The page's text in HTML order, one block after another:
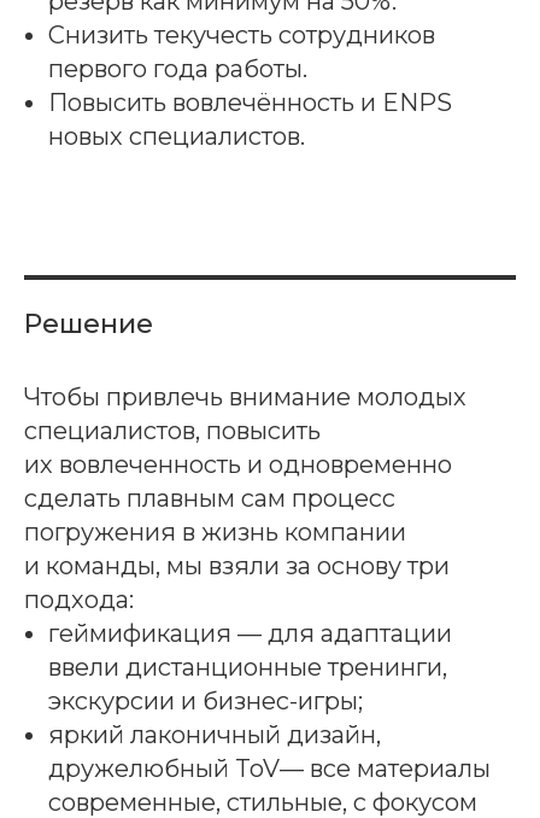
Снизить текучесть сотрудников
первого года работы.
Повысить вовлечённость и ENPS
новых специалистов.
Решение
Чтобы привлечь внимание молодых
специалистов, повысить
их вовлеченность и одновременно
сделать плавным сам процесс
погружения в жизнь компании
и команды, мы взяли за основу три
подхода:
геймификация — для адаптации
ввели дистанционные тренинги,
экскурсии и бизнес-игры;
яркий лаконичный дизайн,
дружелюбный ToV— все материалы
современные, стильные, с фокусом